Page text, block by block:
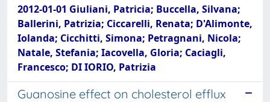
2012-01-01 Giuliani, Patricia; Buccella, Silvana;
Ballerini, Patrizia; Ciccarelli, Renata; D'Alimonte,
Iolanda; Cicchitti, Simona; Petragnani, Nicola;
Natale, Stefania; Iacovella, Gloria; Caciagli,
Francesco; DI IORIO, Patrizia
Guanosine effect on cholesterol efflux